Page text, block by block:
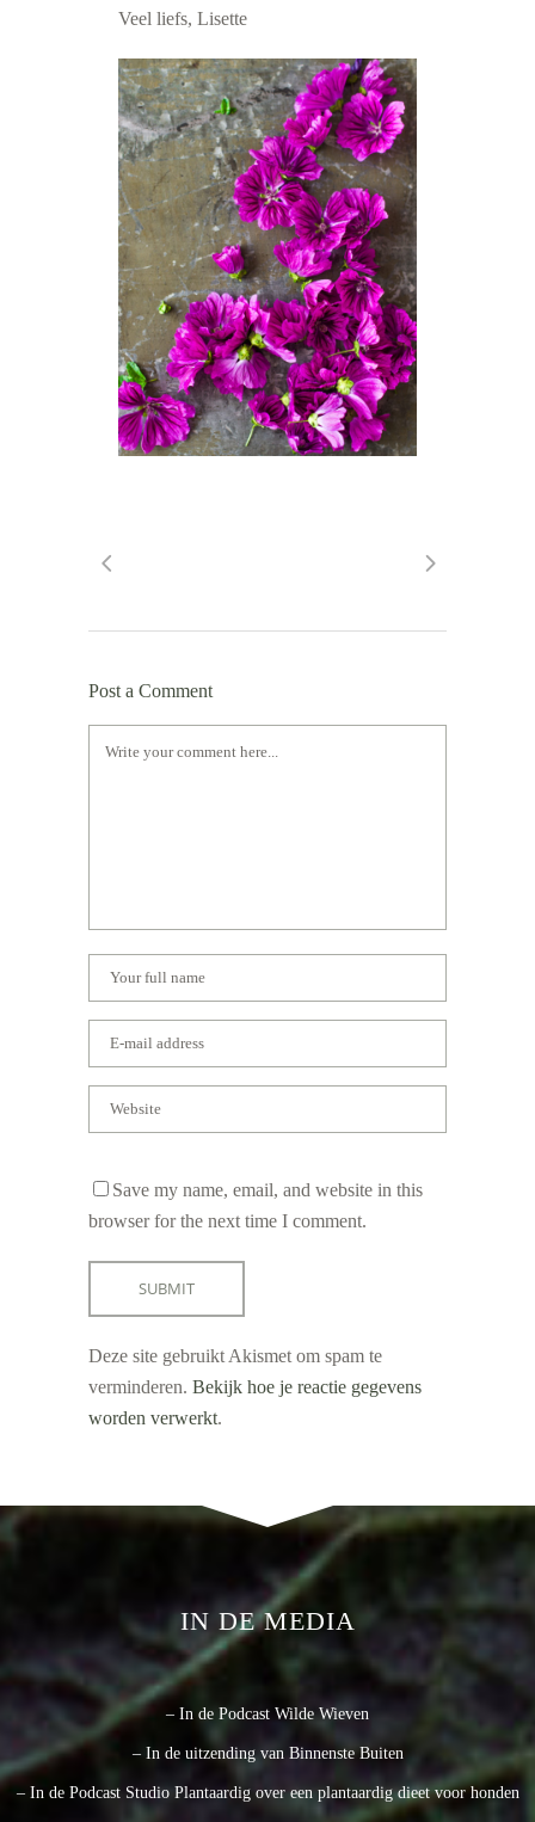
Veel liefs, Lisette
Post a Comment
Save my name, email, and website in this
browser for the next time I comment.
Deze site gebruikt Akismet om spam te
verminderen. Bekijk hoe je reactie gegevens
worden verwerkt.
IN DE MEDIA
– In de Podcast Wilde Wieven
– In de uitzending van Binnenste Buiten
– In de Podcast Studio Plantaardig over een plantaardig dieet voor honden